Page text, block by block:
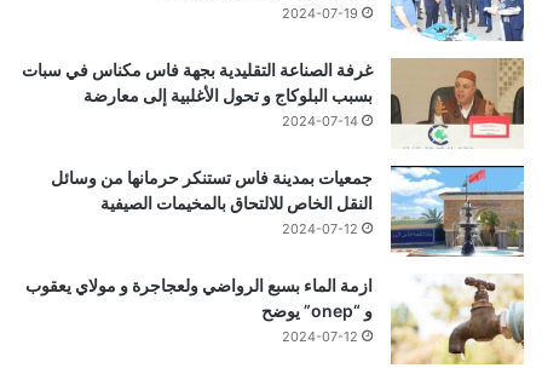
2024-07-19
غرفة الصناعة التقليدية بجهة فاس مكناس في سبات
بسبب البلوكاج و تحول الأغلبية إلى معارضة
2024-07-14
جمعيات بمدينة فاس تستنكر حرمانها من وسائل
النقل الخاص للالتحاق بالمخيمات الصيفية
2024-07-12
ازمة الماء بسبع الرواضي ولعجاجرة و مولاي يعقوب
و “onep” يوضح
2024-07-12